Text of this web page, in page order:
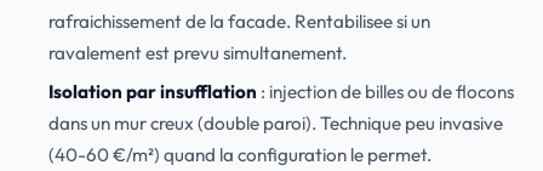
rafraichissement de la facade. Rentabilisee si un
ravalement est prevu simultanement.
Isolation par insufflation : injection de billes ou de flocons
dans un mur creux (double paroi). Technique peu invasive
(40-60 €/m²) quand la configuration le permet.